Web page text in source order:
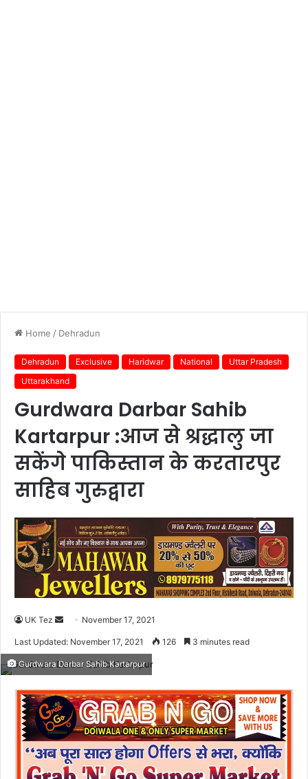
Home / Dehradun
Dehradun Exclusive Haridwar National
Uttar Pradesh
Uttarakhand
Gurdwara Darbar Sahib
Kartarpur :आज से श्रद्धालु जा
सकेंगे पाकिस्तान के करतारपुर
साहिब गुरुद्वारा
UK Tez
e
n
d
n
e
m
a
i
November 17, 2021
Last Updated: November 17, 2021 126 3 minutes read
Gurdwara Darbar Sahib Kartarpur